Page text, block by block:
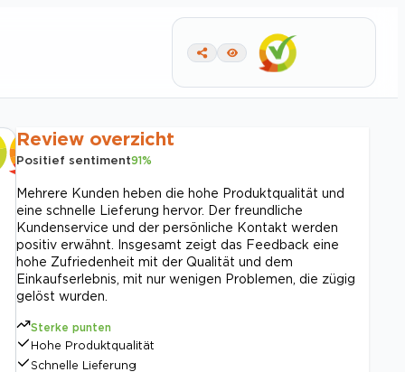
Review overzicht
Positief sentiment91%
Mehrere Kunden heben die hohe Produktqualität und
eine schnelle Lieferung hervor. Der freundliche
Kundenservice und der persönliche Kontakt werden
positiv erwähnt. Insgesamt zeigt das Feedback eine
hohe Zufriedenheit mit der Qualität und dem
Einkaufserlebnis, mit nur wenigen Problemen, die zügig
gelöst wurden.
Sterke punten
Hohe Produktqualität
Schnelle Lieferung